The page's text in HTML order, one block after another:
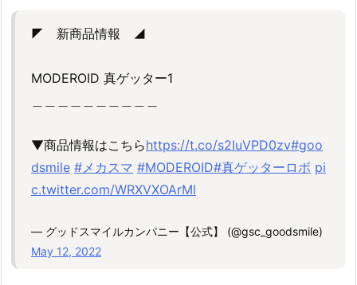
◤ 新商品情報 ◢
MODEROID 真ゲッター1
▼商品情報はこちらhttps://t.co/s2IuVPD0zv#goo
dsmile #メカスマ #MODEROID#真ゲッターロボ pi
c.twitter.com/WRXVXOArMl
— グッドスマイルカンパニー【公式】 (@gsc_goodsmile)
May 12, 2022